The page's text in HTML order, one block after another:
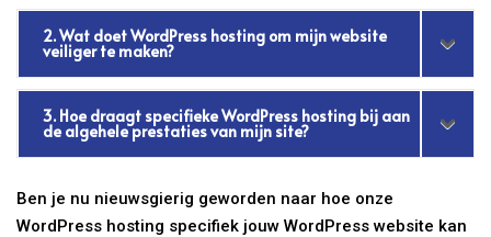
2. Wat doet WordPress hosting om mijn website
veiliger te maken?
3. Hoe draagt specifieke WordPress hosting bij aan
de algehele prestaties van mijn site?
Ben je nu nieuwsgierig geworden naar hoe onze
WordPress hosting specifiek jouw WordPress website kan